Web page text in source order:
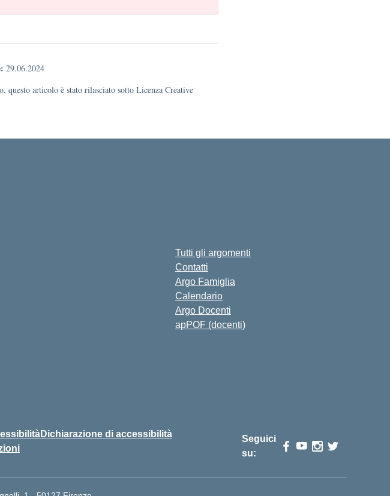
29.06.2024
questo articolo è stato rilasciato sotto Licenza Creative
Tutti gli argomenti
Contatti
Argo Famiglia
Calendario
Argo Docenti
apPOF (docenti)
Dichiarazione di accessibilità
Seguici
su: